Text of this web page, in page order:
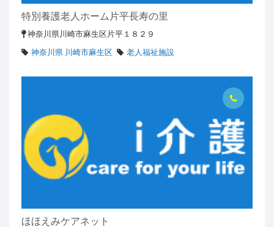
特別養護老人ホーム片平長寿の里
神奈川県川崎市麻生区片平１８２９
神奈川県 川崎市麻生区
老人福祉施設
ほほえみケアネット